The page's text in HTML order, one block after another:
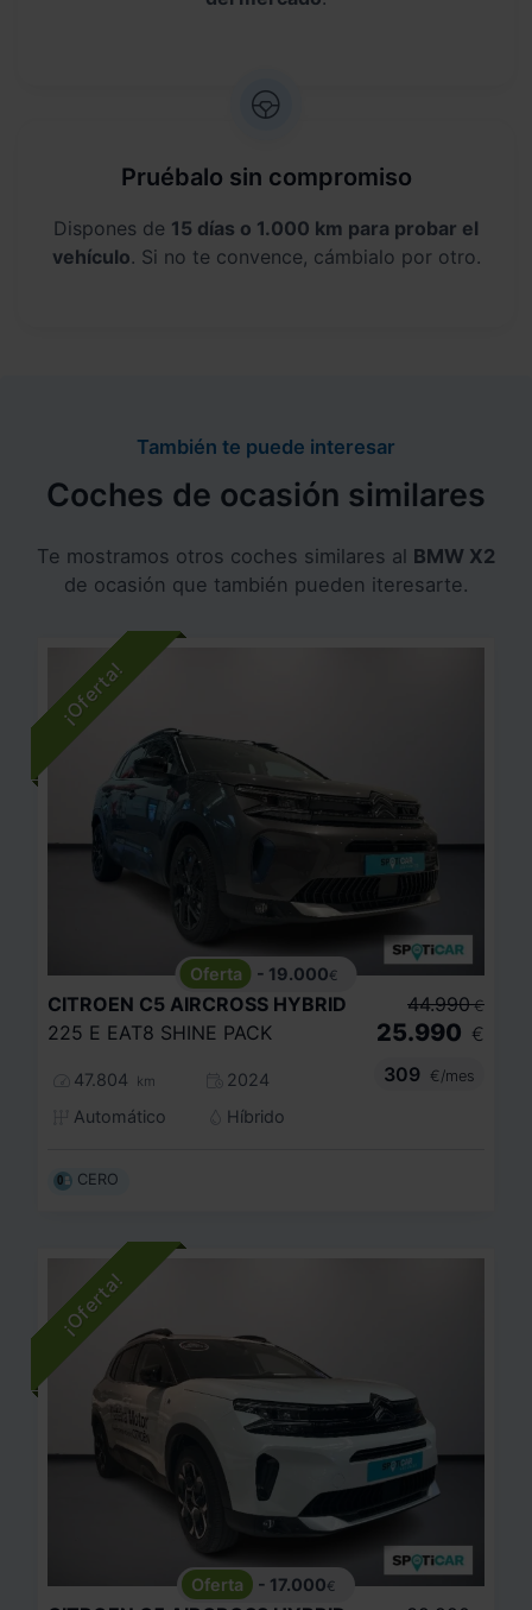
Pruébalo sin compromiso
Dispones de 15 días o 1.000 km para probar el
vehículo. Si no te convence, cámbialo por otro.
También te puede interesar
Coches de ocasión similares
Te mostramos otros coches similares al BMW X2
de ocasión que también pueden iteresarte.
- 19.000€
CITROEN C5 AIRCROSS HYBRID
225 E EAT8 SHINE PACK
47.804 km
2024
Automático
Híbrido
44.990 €
25.990 €
309
€/mes
CERO
- 17.000€